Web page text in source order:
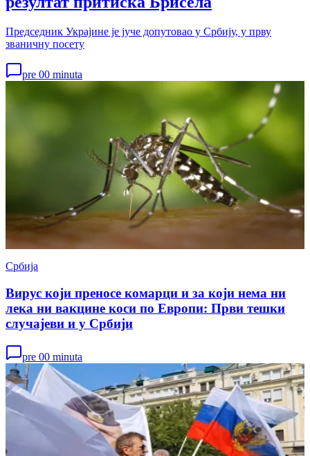
Председник Украјине је јуче допутовао у Србију, у прву
званичну посету
pre 00 minuta
Србија
Вирус који преносе комарци и за који нема ни
лека ни вакцине коси по Европи: Први тешки
случајеви и у Србији
pre 00 minuta